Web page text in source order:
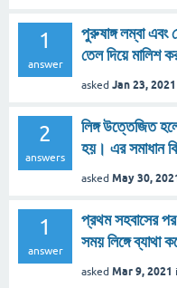
1
answer
পুরুষাঙ্গ লম্বা এবং
তেল দিয়ে মালিশ
asked Jan 23, 2021
2
answers
লিঙ্গ উত্তেজিত
হয়। এর সমাধান
asked May 30,
1
answer
প্রথম সহবাসের
সময় লিঙ্গে ব্যাথা
asked Mar 9, 2021